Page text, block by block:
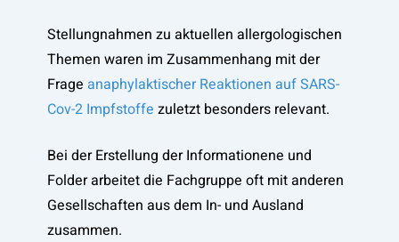
Stellungnahmen zu aktuellen allergologischen
Themen waren im Zusammenhang mit der
Frage anaphylaktischer Reaktionen auf SARS-
Cov-2 Impfstoffe zuletzt besonders relevant.
Bei der Erstellung der Informationene und
Folder arbeitet die Fachgruppe oft mit anderen
Gesellschaften aus dem In- und Ausland
zusammen.